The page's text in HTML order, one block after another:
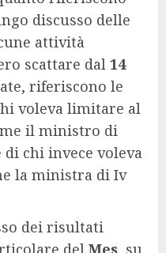
discusso delle
attività
scattare dal 14
riferiscono le
voleva limitare al
il ministro di
di chi invece voleva
la ministra di Iv
dei risultati